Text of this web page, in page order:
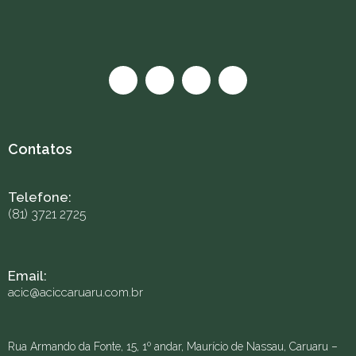
Contatos
Telefone:
(81) 3721 2725
Email:
acic@aciccaruaru.com.br
Rua Armando da Fonte, 15, 1º andar, Maurício de Nassau, Caruaru –